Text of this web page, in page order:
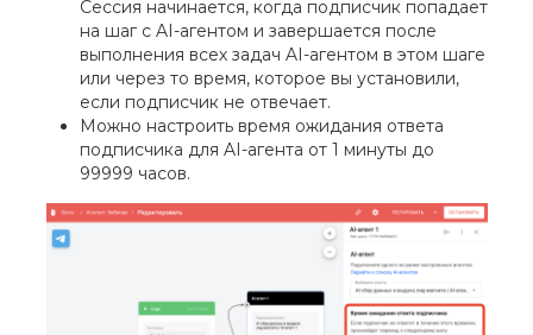
Сессия начинается, когда подписчик попадает
на шаг с AI-агентом и завершается после
выполнения всех задач AI-агентом в этом шаге
или через то время, которое вы установили,
если подписчик не отвечает.
Можно настроить время ожидания ответа
подписчика для AI-агента от 1 минуты до
99999 часов.